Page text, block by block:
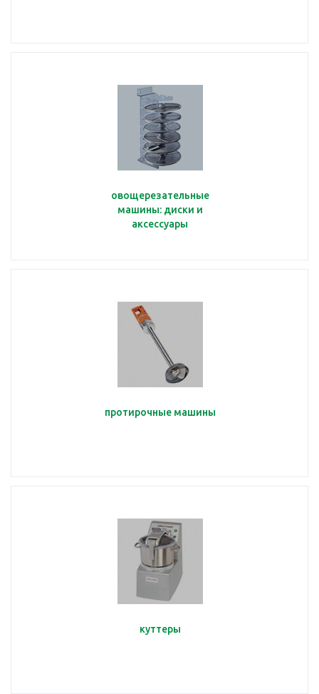
овощерезательные
машины: диски и
аксессуары
протирочные машины
куттеры